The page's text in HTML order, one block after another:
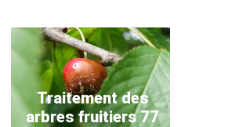
Traitement des
arbres fruitiers 77